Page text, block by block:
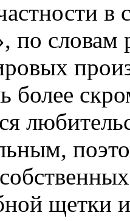
в
по словам
более
щетки